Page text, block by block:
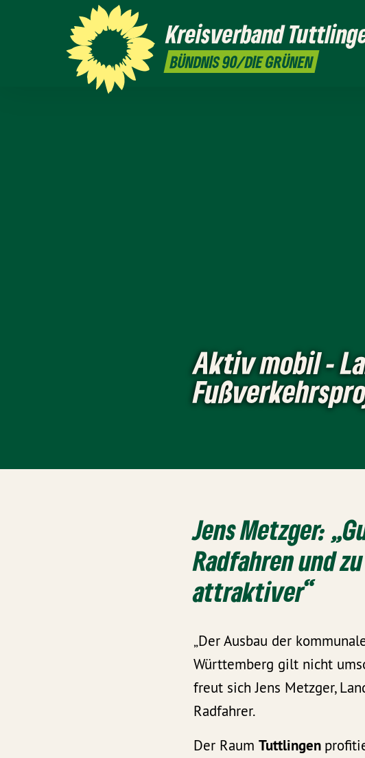
Kreisverband
BÜNDNIS 90/DIE GRÜNEN
Aktiv mobil -
Jens Metzger: „
Radfahren und
attraktiver“
„Der Ausbau der
Württemberg gilt nicht
freut sich Jens Metzger,
Radfahrer.
Der RaumTuttlingen